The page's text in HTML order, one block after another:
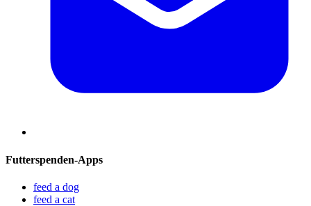
Futterspenden-Apps
feed a dog
feed a cat